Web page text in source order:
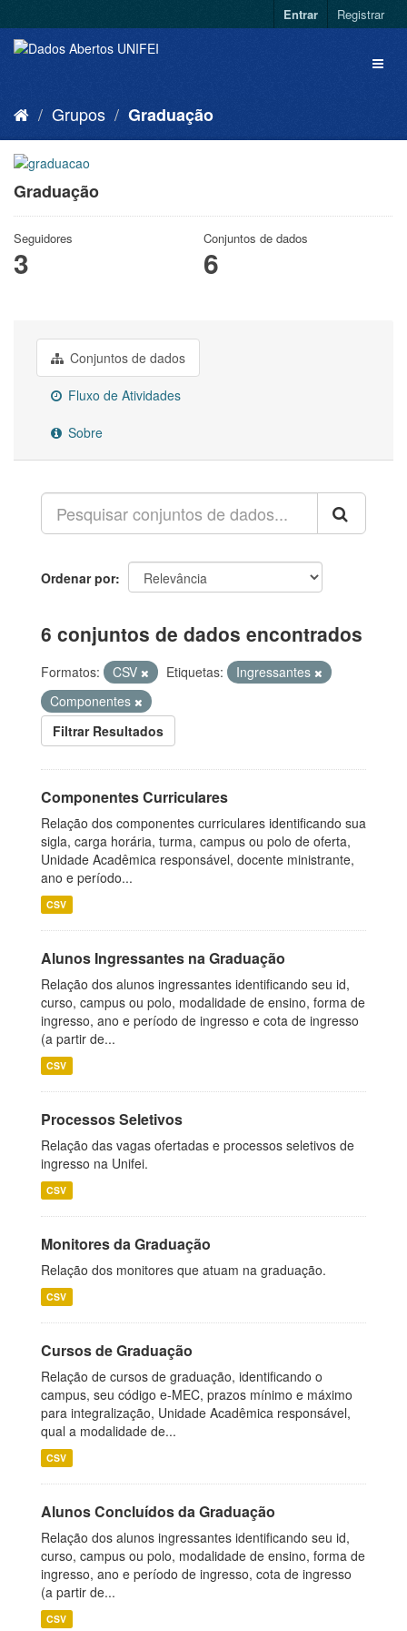
Entrar Registrar
Grupos Graduação
Graduação
Seguidores
3
Conjuntos de dados
6
Conjuntos de dados
Fluxo de Atividades
Sobre
Ordenar por
6 conjuntos de dados encontrados
Formatos: CSV Etiquetas:
Ingressantes
Componentes
Filtrar Resultados
Componentes Curriculares
Relação dos componentes curriculares identificando sua
sigla, carga horária, turma, campus ou polo de oferta,
Unidade Acadêmica responsável, docente ministrante,
ano e período...
CSV
Alunos Ingressantes na Graduação
Relação dos alunos ingressantes identificando seu id,
curso, campus ou polo, modalidade de ensino, forma de
ingresso, ano e período de ingresso e cota de ingresso
(a partir de...
CSV
Processos Seletivos
Relação das vagas ofertadas e processos seletivos de
ingresso na Unifei.
CSV
Monitores da Graduação
Relação dos monitores que atuam na graduação.
CSV
Cursos de Graduação
Relação de cursos de graduação, identificando o
campus, seu código e-MEC, prazos mínimo e máximo
para integralização, Unidade Acadêmica responsável,
qual a modalidade de...
CSV
Alunos Concluídos da Graduação
Relação dos alunos ingressantes identificando seu id,
curso, campus ou polo, modalidade de ensino, forma de
ingresso, ano e período de ingresso, cota de ingresso
(a partir de...
CSV